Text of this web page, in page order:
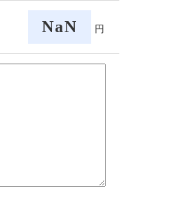
NaN 円